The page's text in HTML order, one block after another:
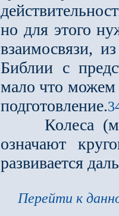
но для этого
взаимосвязи,
Библии с
мало что можем
подготовление.
Колеса
означают
развивается
Перейти к